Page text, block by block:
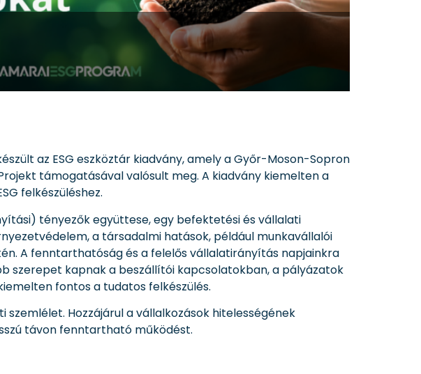
az ESG eszköztár kiadvány, amely a Győr-Moson-Sopron
támogatásával valósult meg. A kiadvány kiemelten a
felkészüléshez.
tényezők együttese, egy befektetési és vállalati
a társadalmi hatások, például munkavállalói
A fenntarthatóság és a felelős vállalatirányítás napjainkra
szerepet kapnak a beszállítói kapcsolatokban, a pályázatok
fontos a tudatos felkészülés.
Hozzájárul a vállalkozások hitelességének
távon fenntartható működést.